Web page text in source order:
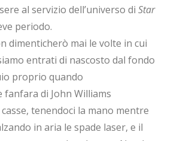
al servizio dell’universo di Star
periodo.
dimenticherò mai le volte in cui
entrati di nascosto dal fondo
proprio quando
fanfara di John Williams
tenendoci la mano mentre
in aria le spade laser, e il